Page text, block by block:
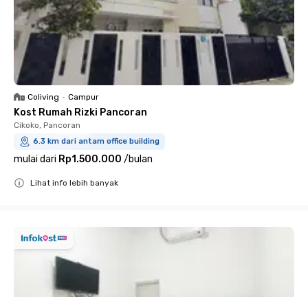
Coliving • Campur
Kost Rumah Rizki Pancoran
Cikoko, Pancoran
6.3 km dari antam office building
mulai dari Rp1.500.000 /bulan
Lihat info lebih banyak